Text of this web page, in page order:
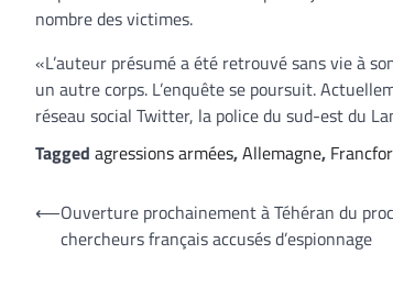
nombre des victimes.
«L’auteur présumé a été retrouvé sans vie à
un autre corps. L’enquête se poursuit.
réseau social Twitter, la police du sud-est du
Tagged agressions armées,Allemagne,
Navigation
⟵Ouverture prochainement à Téhéran du
chercheurs français accusés d’espionnage